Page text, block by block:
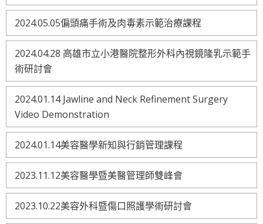
2024.05.05偏頭痛手術及肉毒素示範治療課程
2024.04.28 高雄市立小港醫院整形外科內視鏡隆乳示範手
術研討會
2024.01.14 Jawline and Neck Refinement Surgery
Video Demonstration
2024.01.14美容醫學新知與行銷管理課程
2023.11.12美容醫學暨美醫管理師雙峰會
2023.10.22美容外科暨傷口照護學術研討會